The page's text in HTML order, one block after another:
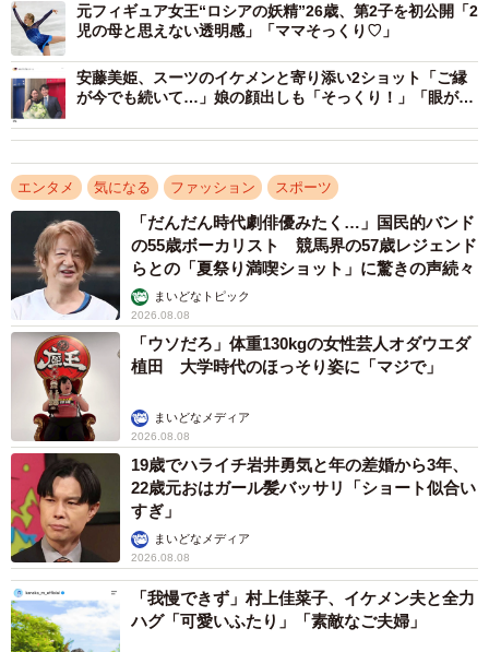
元フィギュア女王“ロシアの妖精”26歳、第2子を初公開「2
児の母と思えない透明感」「ママそっくり♡」
安藤美姫、スーツのイケメンと寄り添い2ショット「ご縁
が今でも続いて…」娘の顔出しも「そっくり！」「眼が似
エンタメ 気になる ファッション スポーツ
「だんだん時代劇俳優みたく…」国民的バンド
の55歳ボーカリスト 競馬界の57歳レジェンド
らとの「夏祭り満喫ショット」に驚きの声続々
まいどなトピック
2026.08.08
「ウソだろ」体重130kgの女性芸人オダウエダ
植田 大学時代のほっそり姿に「マジで」
まいどなメディア
2026.08.08
19歳でハライチ岩井勇気と年の差婚から3年、
22歳元おはガール髪バッサリ「ショート似合い
すぎ」
まいどなメディア
2026.08.08
「我慢できず」村上佳菜子、イケメン夫と全力
ハグ「可愛いふたり」「素敵なご夫婦」